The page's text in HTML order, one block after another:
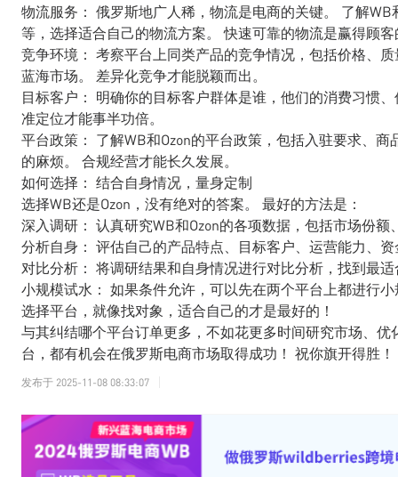
物流服务： 俄罗斯地广人稀，物流是电商的关键。 了解
等，选择适合自己的物流方案。 快速可靠的物流是赢得顾
竞争环境： 考察平台上同类产品的竞争情况，包括价格、
蓝海市场。 差异化竞争才能脱颖而出。
目标客户： 明确你的目标客户群体是谁，他们的消费习惯
准定位才能事半功倍。
平台政策： 了解WB和Ozon的平台政策，包括入驻要求、
的麻烦。 合规经营才能长久发展。
如何选择： 结合自身情况，量身定制
选择WB还是Ozon，没有绝对的答案。 最好的方法是：
深入调研： 认真研究WB和Ozon的各项数据，包括市场份
分析自身： 评估自己的产品特点、目标客户、运营能力、
对比分析： 将调研结果和自身情况进行对比分析，找到最
小规模试水： 如果条件允许，可以先在两个平台上都进行
选择平台，就像找对象，适合自己的才是最好的！
与其纠结哪个平台订单更多，不如花更多时间研究市场、
台，都有机会在俄罗斯电商市场取得成功！ 祝你旗开得胜！
发布于 2025-11-08 08:33:07